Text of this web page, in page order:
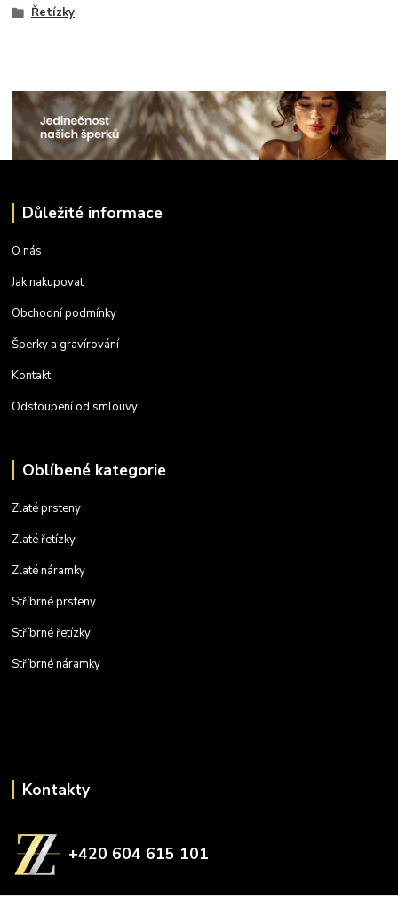
Řetízky
Důležité informace
O nás
Jak nakupovat
Obchodní podmínky
Šperky a gravírování
Kontakt
Odstoupení od smlouvy
Oblíbené kategorie
Zlaté prsteny
Zlaté řetízky
Zlaté náramky
Stříbrné prsteny
Stříbrné řetízky
Stříbrné náramky
Kontakty
+420 604 615 101